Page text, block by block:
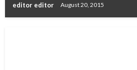
editor editor August 20, 2015